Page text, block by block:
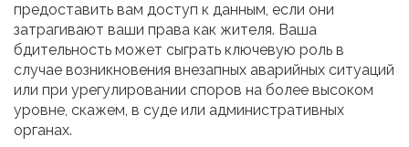
предоставить вам доступ к данным, если они
затрагивают ваши права как жителя. Ваша
бдительность может сыграть ключевую роль в
случае возникновения внезапных аварийных ситуаций
или при урегулировании споров на более высоком
уровне, скажем, в суде или административных
органах.